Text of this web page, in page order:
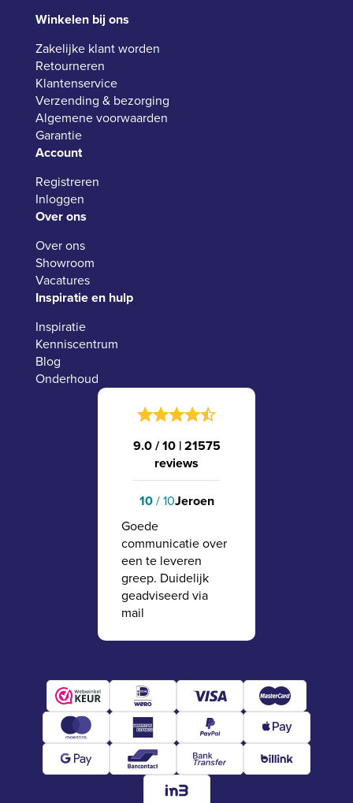
Winkelen bij ons
Zakelijke klant worden
Retourneren
Klantenservice
Verzending & bezorging
Algemene voorwaarden
Garantie
Account
Registreren
Inloggen
Over ons
Over ons
Showroom
Vacatures
Inspiratie en hulp
Inspiratie
Kenniscentrum
Blog
Onderhoud
9.0 / 10 |21575
reviews
10/ 10Jeroen
Goede
communicatie over
een te leveren
greep. Duidelijk
geadviseerd via
mail